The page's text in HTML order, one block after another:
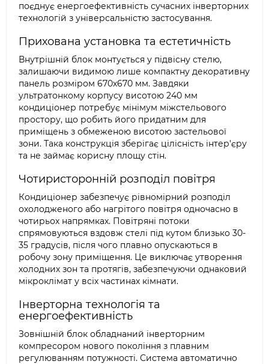
поєднує енергоефективність сучасних інверторних
технологій з універсальністю застосування.
Прихована установка та естетичність
Внутрішній блок монтується у підвісну стелю,
залишаючи видимою лише компактну декоративну
панель розміром 670х670 мм. Завдяки
ультратонкому корпусу висотою 240 мм
кондиціонер потребує мінімум міжстельового
простору, що робить його придатним для
приміщень з обмеженою висотою застельової
зони. Така конструкція зберігає цілісність інтер'єру
та не займає корисну площу стін.
Чотиристоронній розподіл повітря
Кондиціонер забезпечує рівномірний розподіл
охолодженого або нагрітого повітря одночасно в
чотирьох напрямках. Повітряні потоки
спрямовуються вздовж стелі під кутом близько 30-
35 градусів, після чого плавно опускаються в
робочу зону приміщення. Це виключає утворення
холодних зон та протягів, забезпечуючи однаковий
мікроклімат у всіх частинах кімнати.
Інверторна технологія та
енергоефективність
Зовнішній блок обладнаний інверторним
компресором нового покоління з плавним
регулюванням потужності. Система автоматично